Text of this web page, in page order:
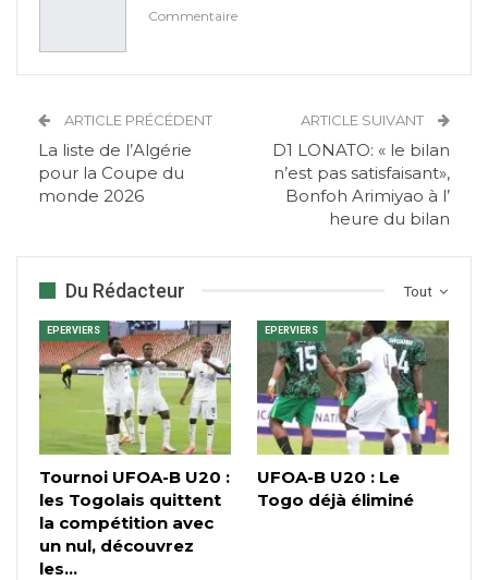
Commentaire
ARTICLE PRÉCÉDENT
La liste de l’Algérie
pour la Coupe du
monde 2026
ARTICLE SUIVANT
D1 LONATO: « le bilan
n’est pas satisfaisant»,
Bonfoh Arimiyao à l’
heure du bilan
Tout
Du Rédacteur
EPERVIERS
Tournoi UFOA-B U20 :
les Togolais quittent
la compétition avec
un nul, découvrez
les…
EPERVIERS
UFOA-B U20 : Le
Togo déjà éliminé